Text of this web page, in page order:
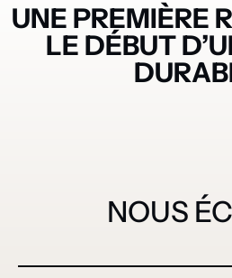
UNE PREMIÈRE
LE DÉBUT
NOUS